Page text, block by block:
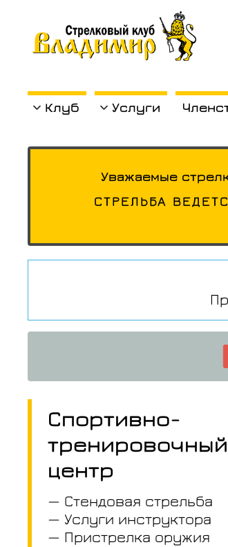
Клуб Услуги
Уважаемые
СТРЕЛЬБА
Спортивно-
тренировочный
центр
— Стендовая стрельба
— Услуги инструктора
— Пристрелка оружия